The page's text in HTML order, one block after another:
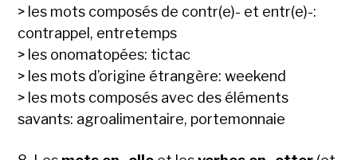
> les mots composés de contr(e)- et entr(e)-:
contrappel, entretemps
> les onomatopées: tictac
> les mots d’origine étrangère: weekend
> les mots composés avec des éléments
savants: agroalimentaire, portemonnaie